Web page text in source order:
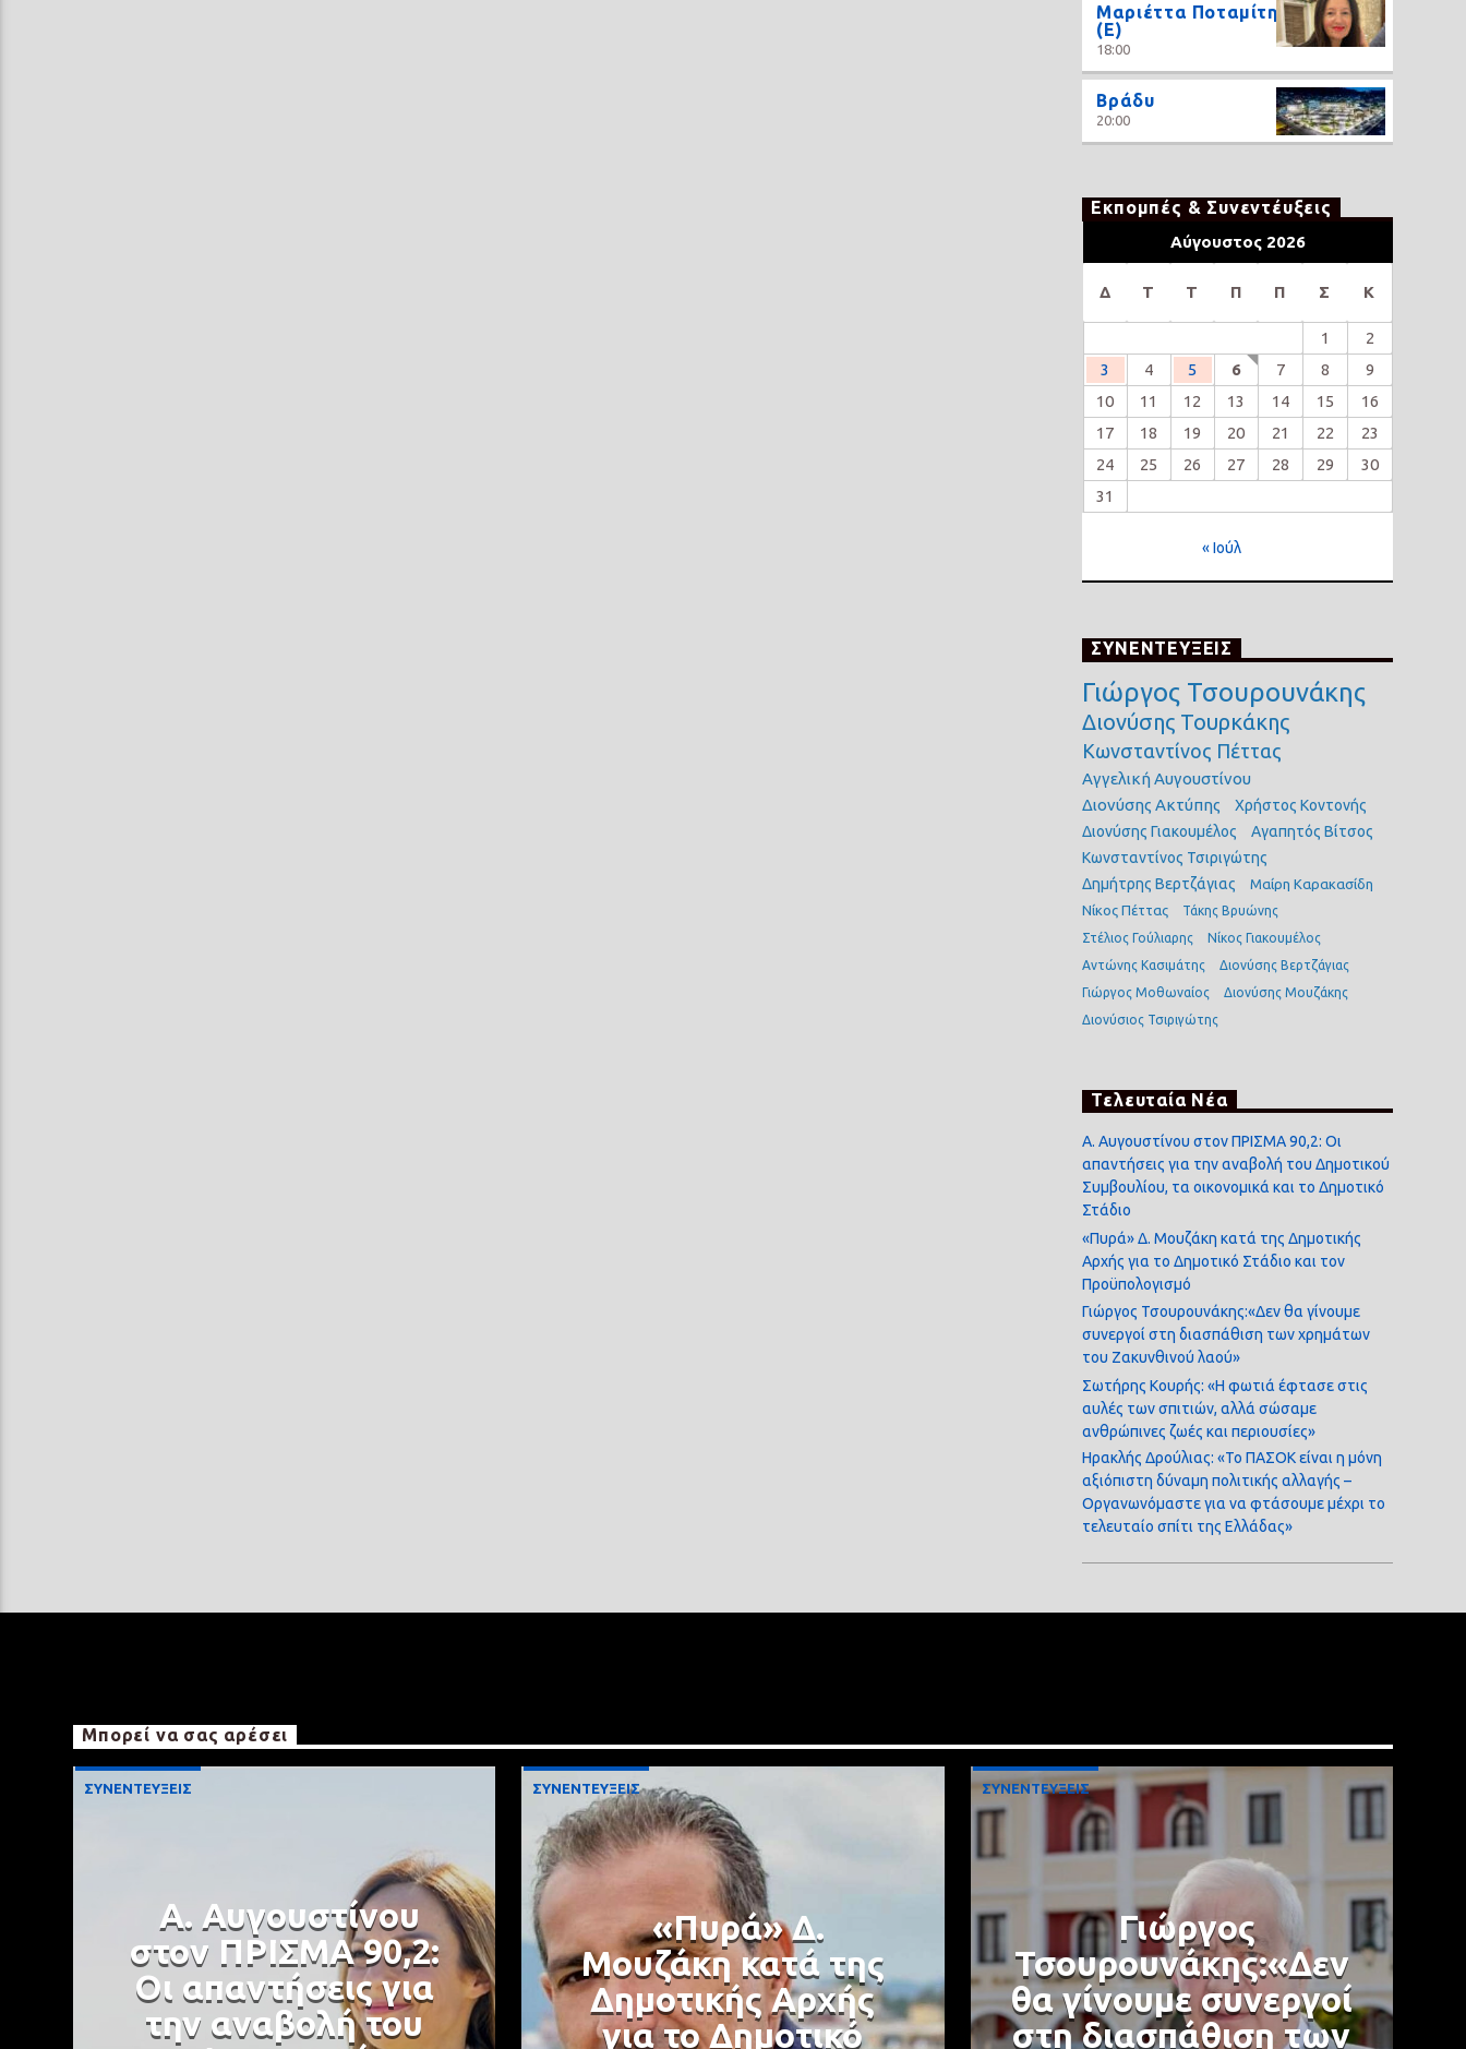
Μαριέττα Ποταμίτη
(Ε)
18:00
Βράδυ
20:00
Εκπομπές & Συνεντέυξεις
Αύγουστος 2026
Δ Τ Τ Π Π Σ Κ
1
2
3
4 5 6 7 8
9
10
11 12 13 14 15
16
17
18 19 20 21 22
23
24
25 26 27 28 29
30
31
« Ιούλ
ΣΥΝΕΝΤΕΥΞΕΙΣ
Γιώργος Τσουρουνάκης
Διονύσης Τουρκάκης
Κωνσταντίνος Πέττας
Αγγελική Αυγουστίνου
Διονύσης Ακτύπης
Χρήστος Κοντονής
Διονύσης Γιακουμέλος
Αγαπητός Βίτσος
Κωνσταντίνος Τσιριγώτης
Δημήτρης Βερτζάγιας
Μαίρη Καρακασίδη
Νίκος Πέττας
Τάκης Βρυώνης
Στέλιος Γούλιαρης
Νίκος Γιακουμέλος
Αντώνης Κασιμάτης
Διονύσης Βερτζάγιας
Γιώργος Μοθωναίος
Διονύσης Μουζάκης
Διονύσιος Τσιριγώτης
Τελευταία Νέα
Α. Αυγουστίνου στον ΠΡΙΣΜΑ 90,2: Οι
απαντήσεις για την αναβολή του Δημοτικού
Συμβουλίου, τα οικονομικά και το Δημοτικό
Στάδιο
«Πυρά» Δ. Μουζάκη κατά της Δημοτικής
Αρχής για το Δημοτικό Στάδιο και τον
Προϋπολογισμό
Γιώργος Τσουρουνάκης:«Δεν θα γίνουμε
συνεργοί στη διασπάθιση των χρημάτων
του Ζακυνθινού λαού»
Σωτήρης Κουρής: «Η φωτιά έφτασε στις
αυλές των σπιτιών, αλλά σώσαμε
ανθρώπινες ζωές και περιουσίες»
Ηρακλής Δρούλιας: «Το ΠΑΣΟΚ είναι η μόνη
αξιόπιστη δύναμη πολιτικής αλλαγής –
Οργανωνόμαστε για να φτάσουμε μέχρι το
τελευταίο σπίτι της Ελλάδας»
Μπορεί να σας αρέσει
ΣΥΝΕΝΤΕΥΞΕΙΣ
Α. Αυγουστίνου
στον ΠΡΙΣΜΑ 90,2:
Οι απαντήσεις για
την αναβολή του
ΣΥΝΕΝΤΕΥΞΕΙΣ
«Πυρά» Δ.
Μουζάκη κατά της
Δημοτικής Αρχής
για το Δημοτικό
ΣΥΝΕΝΤΕΥΞΕΙΣ
Γιώργος
Τσουρουνάκης:«Δεν
θα γίνουμε συνεργοί
στη διασπάθιση των